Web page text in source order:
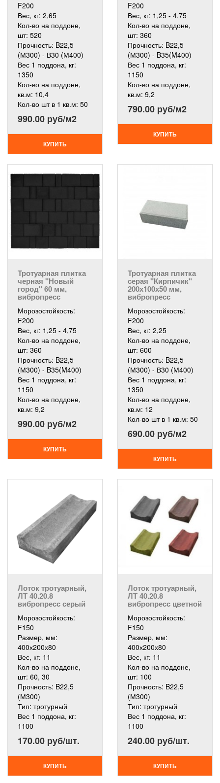
F200
Вес, кг: 2,65
Кол-во на поддоне,
шт: 520
Прочность: B22,5
(М300) - В30 (М400)
Вес 1 поддона, кг:
1350
Кол-во на поддоне,
кв.м: 10,4
Кол-во шт в 1 кв.м: 50
990.00 руб/м2
КУПИТЬ
F200
Вес, кг: 1,25 - 4,75
Кол-во на поддоне,
шт: 360
Прочность: B22,5
(М300) - B35(M400)
Вес 1 поддона, кг:
1150
Кол-во на поддоне,
кв.м: 9,2
790.00 руб/м2
КУПИТЬ
Тротуарная плитка
черная "Новый
город" 60 мм,
вибропресс
Морозостойкость:
F200
Вес, кг: 1,25 - 4,75
Кол-во на поддоне,
шт: 360
Прочность: B22,5
(М300) - B35(M400)
Вес 1 поддона, кг:
1150
Кол-во на поддоне,
кв.м: 9,2
990.00 руб/м2
КУПИТЬ
Тротуарная плитка
серая "Кирпичик"
200х100х50 мм,
вибропресс
Морозостойкость:
F200
Вес, кг: 2,25
Кол-во на поддоне,
шт: 600
Прочность: B22,5
(М300) - В30 (М400)
Вес 1 поддона, кг:
1350
Кол-во на поддоне,
кв.м: 12
Кол-во шт в 1 кв.м: 50
690.00 руб/м2
КУПИТЬ
Лоток тротуарный,
ЛТ 40.20.8
вибропресс серый
Морозостойкость:
F150
Размер, мм:
400х200х80
Вес, кг: 11
Кол-во на поддоне,
шт: 60, 30
Прочность: B22,5
(М300)
Тип: тротурный
Вес 1 поддона, кг:
1100
170.00 руб/шт.
КУПИТЬ
Лоток тротуарный,
ЛТ 40.20.8
вибропресс цветной
Морозостойкость:
F150
Размер, мм:
400х200х80
Вес, кг: 11
Кол-во на поддоне,
шт: 100
Прочность: B22,5
(М300)
Тип: тротурный
Вес 1 поддона, кг:
1100
240.00 руб/шт.
КУПИТЬ